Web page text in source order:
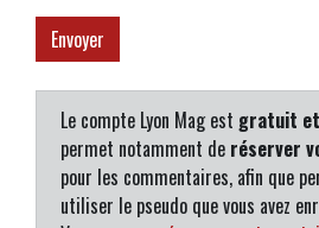
Le compte Lyon Mag est gratuit
permet notamment de réserver
pour les commentaires, afin que
utiliser le pseudo que vous avez